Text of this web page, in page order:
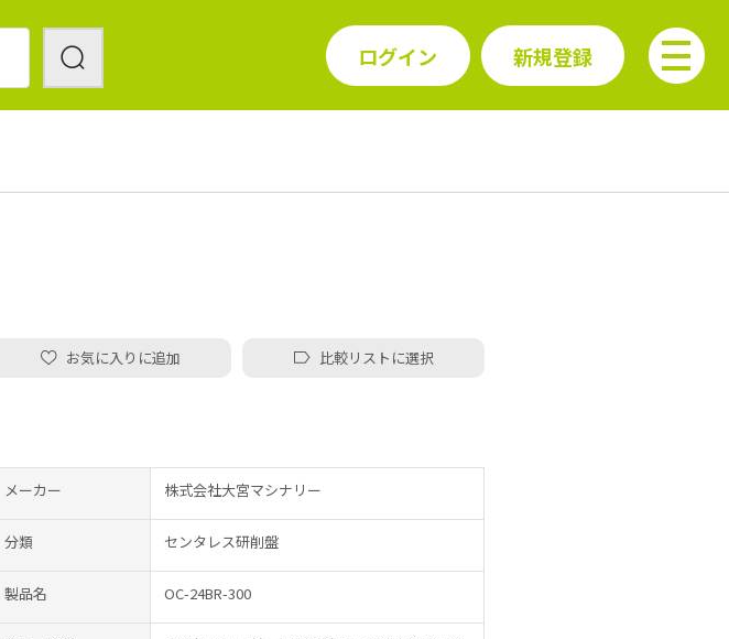
ログイン 新規登録
お気に入りに追加 比較リストに選択
メーカー 株式会社大宮マシナリー
分類 センタレス研削盤
製品名 OC-24BR-300